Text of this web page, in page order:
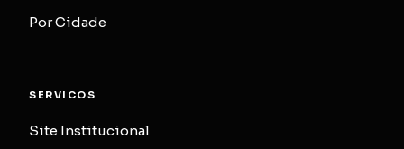
Por Cidade
SERVICOS
Site Institucional